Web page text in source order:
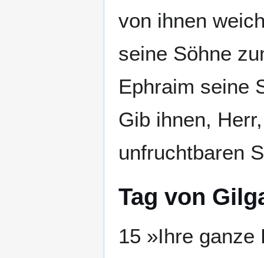
von ihnen
seine Söhne
Ephraim seine
Gib ihnen,
unfruchtbaren
Tag von
15 »Ihre